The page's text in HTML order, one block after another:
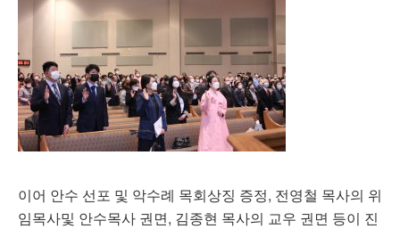
이어 안수 선포 및 악수례 목회상징 증정, 전영철 목사의 위
임목사및 안수목사 권면, 김종현 목사의 교우 권면 등이 진